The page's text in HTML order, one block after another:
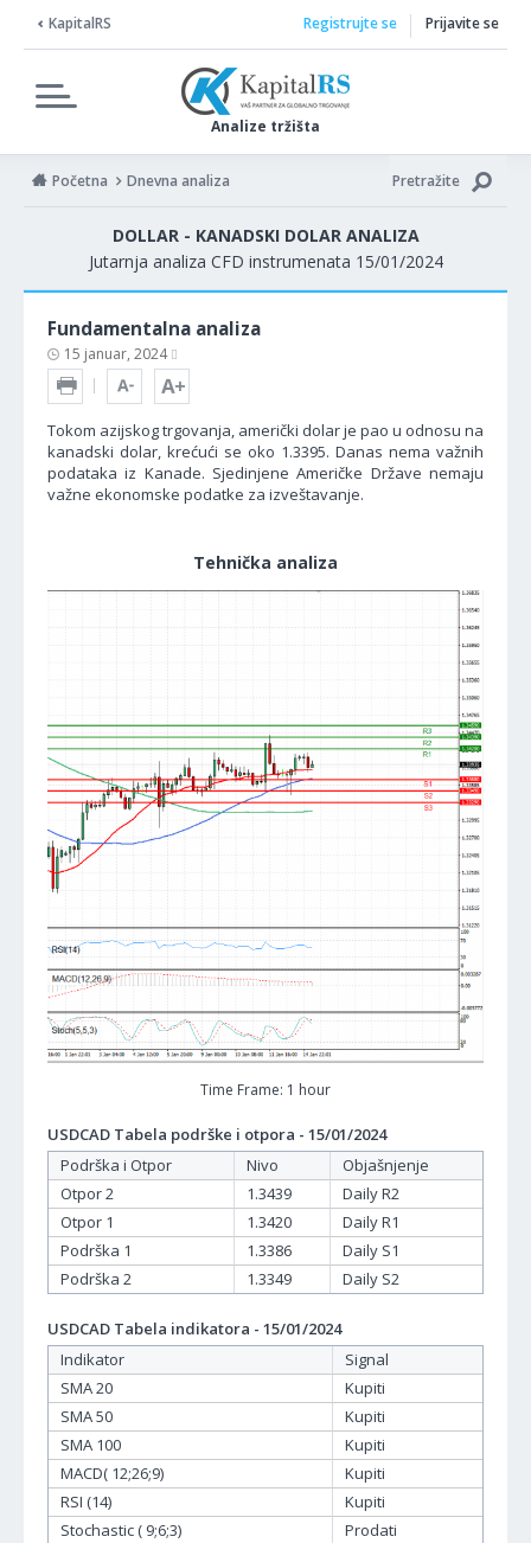
KapitalRS
Analize tržišta
Registrujte se Prijavite se
Početna Dnevna analiza Pretražite
DOLLAR - KANADSKI DOLAR ANALIZA
Jutarnja analiza CFD instrumenata 15/01/2024
Fundamentalna analiza
15 januar, 2024
Tokom azijskog trgovanja, američki dolar je pao u odnosu na
kanadski dolar, krećući se oko 1.3395. Danas nema važnih
podataka iz Kanade. Sjedinjene Američke Države nemaju
važne ekonomske podatke za izveštavanje.
Tehnička analiza
Time Frame: 1 hour
USDCAD Tabela podrške i otpora - 15/01/2024
Podrška i Otpor
Nivo
Objašnjenje
Otpor 2
1.3439
Daily R2
Otpor 1
1.3420
Daily R1
Podrška 1
1.3386
Daily S1
Podrška 2
1.3349 Daily S2
USDCAD Tabela indikatora - 15/01/2024
Indikator
Signal
SMA 20
Kupiti
SMA 50
Kupiti
SMA 100
Kupiti
MACD( 12;26;9)
Kupiti
RSI (14)
Kupiti
Stochastic ( 9;6;3)
Prodati